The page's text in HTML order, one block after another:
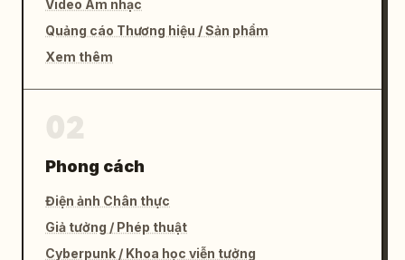
Video Âm nhạc
Quảng cáo Thương hiệu / Sản phẩm
Xem thêm
Phong cách
Điện ảnh Chân thực
Giả tưởng / Phép thuật
Cyberpunk / Khoa học viễn tưởng